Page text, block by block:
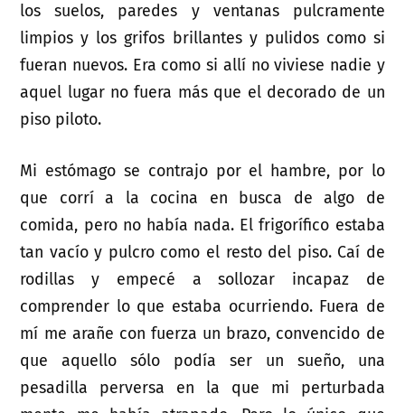
los suelos, paredes y ventanas pulcramente
limpios y los grifos brillantes y pulidos como si
fueran nuevos. Era como si allí no viviese nadie y
aquel lugar no fuera más que el decorado de un
piso piloto.
Mi estómago se contrajo por el hambre, por lo
que corrí a la cocina en busca de algo de
comida, pero no había nada. El frigorífico estaba
tan vacío y pulcro como el resto del piso. Caí de
rodillas y empecé a sollozar incapaz de
comprender lo que estaba ocurriendo. Fuera de
mí me arañe con fuerza un brazo, convencido de
que aquello sólo podía ser un sueño, una
pesadilla perversa en la que mi perturbada